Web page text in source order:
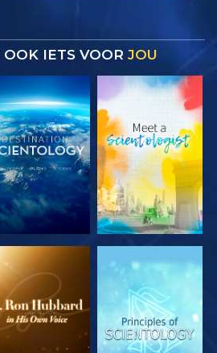
IETS VOOR JOU
VERKEN DE
SERIE
VERKEN DE
SERIE